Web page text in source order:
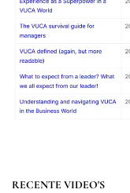
RECENTE VIDEO'S